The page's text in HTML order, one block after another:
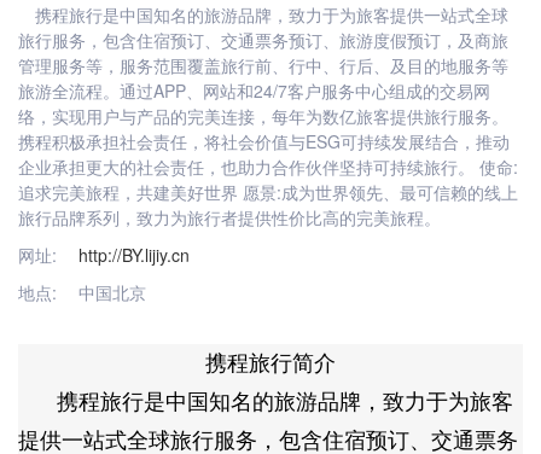
携程旅行是中国知名的旅游品牌，致力于为旅客提供一站式全球
旅行服务，包含住宿预订、交通票务预订、旅游度假预订，及商旅
管理服务等，服务范围覆盖旅行前、行中、行后、及目的地服务等
旅游全流程。通过APP、网站和24/7客户服务中心组成的交易网
络，实现用户与产品的完美连接，每年为数亿旅客提供旅行服务。
携程积极承担社会责任，将社会价值与ESG可持续发展结合，推动
企业承担更大的社会责任，也助力合作伙伴坚持可持续旅行。 使命:
追求完美旅程，共建美好世界 愿景:成为世界领先、最可信赖的线上
旅行品牌系列，致力为旅行者提供性价比高的完美旅程。
网址:
http://BY.lijiy.cn
地点:
中国北京
携程旅行简介
携程旅行是中国知名的旅游品牌，致力于为旅客
提供一站式全球旅行服务，包含住宿预订、交通票务